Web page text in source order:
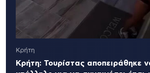
Κρήτη
Κρήτη: Τουρίστας αποπειράθηκε